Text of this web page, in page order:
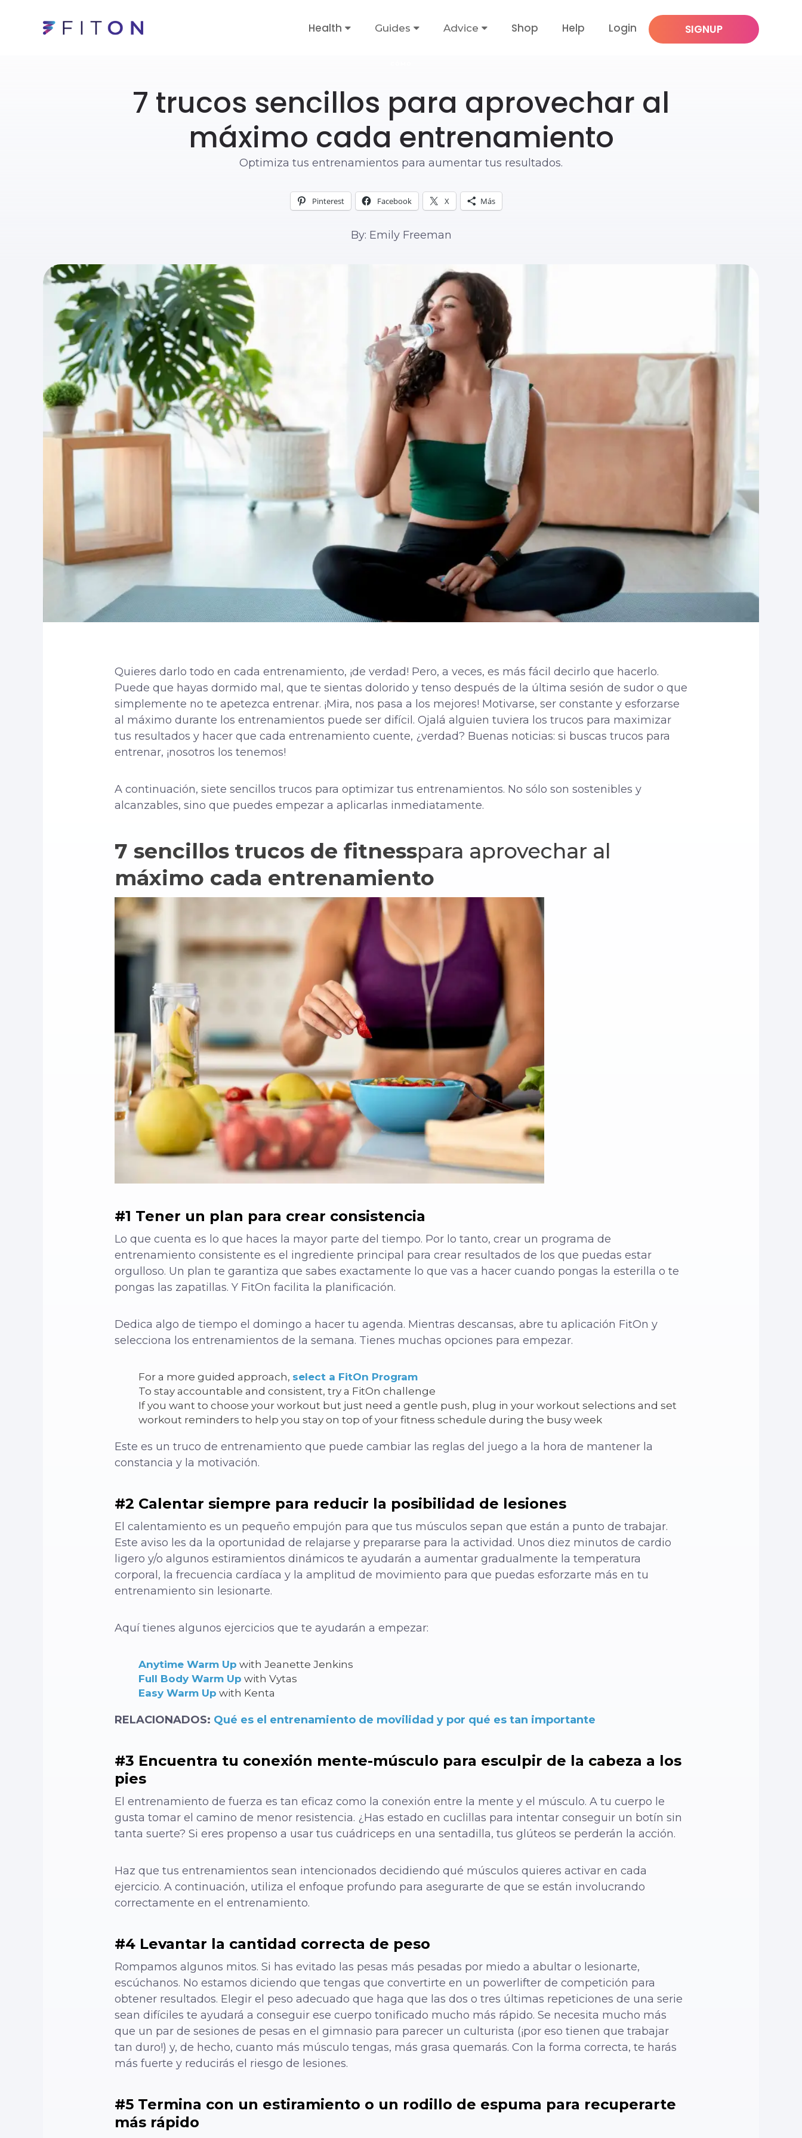
Health Guides Advice Shop Help Login SIGNUP
7 trucos sencillos para aprovechar al
máximo cada entrenamiento
Optimiza tus entrenamientos para aumentar tus resultados.
Pinterest Facebook X Más
By: Emily Freeman
Quieres darlo todo en cada entrenamiento, ¡de verdad! Pero, a veces, es más fácil decirlo que hacerlo.
Puede que hayas dormido mal, que te sientas dolorido y tenso después de la última sesión de sudor o que
simplemente no te apetezca entrenar. ¡Mira, nos pasa a los mejores! Motivarse, ser constante y esforzarse
al máximo durante los entrenamientos puede ser difícil. Ojalá alguien tuviera los trucos para maximizar
tus resultados y hacer que cada entrenamiento cuente, ¿verdad? Buenas noticias: si buscas trucos para
entrenar, ¡nosotros los tenemos!
A continuación, siete sencillos trucos para optimizar tus entrenamientos. No sólo son sostenibles y
alcanzables, sino que puedes empezar a aplicarlas inmediatamente.
7 sencillos trucos de fitnesspara aprovechar al
máximo cada entrenamiento
#1 Tener un plan para crear consistencia
Lo que cuenta es lo que haces la mayor parte del tiempo. Por lo tanto, crear un programa de
entrenamiento consistente es el ingrediente principal para crear resultados de los que puedas estar
orgulloso. Un plan te garantiza que sabes exactamente lo que vas a hacer cuando pongas la esterilla o te
pongas las zapatillas. Y FitOn facilita la planificación.
Dedica algo de tiempo el domingo a hacer tu agenda. Mientras descansas, abre tu aplicación FitOn y
selecciona los entrenamientos de la semana. Tienes muchas opciones para empezar.
For a more guided approach, select a FitOn Program
To stay accountable and consistent, try a FitOn challenge
If you want to choose your workout but just need a gentle push, plug in your workout selections and set
workout reminders to help you stay on top of your fitness schedule during the busy week
Este es un truco de entrenamiento que puede cambiar las reglas del juego a la hora de mantener la
constancia y la motivación.
#2 Calentar siempre para reducir la posibilidad de lesiones
El calentamiento es un pequeño empujón para que tus músculos sepan que están a punto de trabajar.
Este aviso les da la oportunidad de relajarse y prepararse para la actividad. Unos diez minutos de cardio
ligero y/o algunos estiramientos dinámicos te ayudarán a aumentar gradualmente la temperatura
corporal, la frecuencia cardíaca y la amplitud de movimiento para que puedas esforzarte más en tu
entrenamiento sin lesionarte.
Aquí tienes algunos ejercicios que te ayudarán a empezar:
Anytime Warm Up with Jeanette Jenkins
Full Body Warm Up with Vytas
Easy Warm Up with Kenta
RELACIONADOS: Qué es el entrenamiento de movilidad y por qué es tan importante
#3 Encuentra tu conexión mente-músculo para esculpir de la cabeza a los
pies
El entrenamiento de fuerza es tan eficaz como la conexión entre la mente y el músculo. A tu cuerpo le
gusta tomar el camino de menor resistencia. ¿Has estado en cuclillas para intentar conseguir un botín sin
tanta suerte? Si eres propenso a usar tus cuádriceps en una sentadilla, tus glúteos se perderán la acción.
Haz que tus entrenamientos sean intencionados decidiendo qué músculos quieres activar en cada
ejercicio. A continuación, utiliza el enfoque profundo para asegurarte de que se están involucrando
correctamente en el entrenamiento.
#4 Levantar la cantidad correcta de peso
Rompamos algunos mitos. Si has evitado las pesas más pesadas por miedo a abultar o lesionarte,
escúchanos. No estamos diciendo que tengas que convertirte en un powerlifter de competición para
obtener resultados. Elegir el peso adecuado que haga que las dos o tres últimas repeticiones de una serie
sean difíciles te ayudará a conseguir ese cuerpo tonificado mucho más rápido. Se necesita mucho más
que un par de sesiones de pesas en el gimnasio para parecer un culturista (¡por eso tienen que trabajar
tan duro!) y, de hecho, cuanto más músculo tengas, más grasa quemarás. Con la forma correcta, te harás
más fuerte y reducirás el riesgo de lesiones.
#5 Termina con un estiramiento o un rodillo de espuma para recuperarte
más rápido